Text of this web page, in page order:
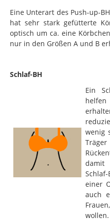
Eine Unterart des Push-up-
hat sehr stark gefütterte
optisch um ca. eine
nur in den Größen A und B
Schlaf-BH
Ein
wenig
damit
einer
auch
wollen.